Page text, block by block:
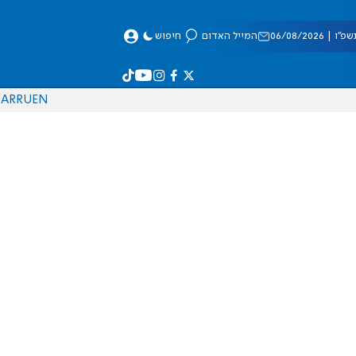
08/2026 המייל האדום חיפוש
EN
RU
AR